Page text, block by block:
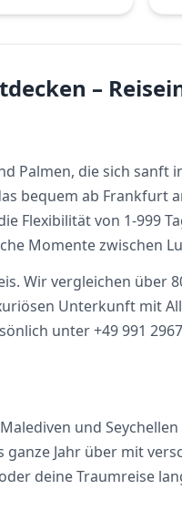
–
Palmen, die sich sanft
bequem ab Frankfurt
Flexibilität von 1-999
Momente zwischen
Wir vergleichen über
Unterkunft mit
unter +49 991
und
Jahr über mit
deine Traumreise